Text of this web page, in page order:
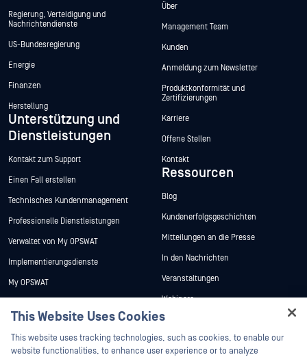
Regierung, Verteidigung und
Nachrichtendienste
US-Bundesregierung
Energie
Finanzen
Herstellung
Unterstützung und
Dienstleistungen
Kontakt zum Support
Einen Fall erstellen
Technisches Kundenmanagement
Professionelle Dienstleistungen
Verwaltet von My OPSWAT
Implementierungsdienste
My OPSWAT
Programm zur Behebung von
Sicherheitslücken
Über
Management Team
Kunden
Anmeldung zum Newsletter
Produktkonformität und
Zertifizierungen
Karriere
Offene Stellen
Kontakt
Ressourcen
Blog
Kundenerfolgsgeschichten
Mitteilungen an die Presse
In den Nachrichten
Veranstaltungen
Webinare
Datenblätter
Weiße Papiere
This Website Uses Cookies
This website uses tracking technologies, such as cookies, to enable our
website functionalities, to enhance user experience or to analyze
Hey there!
I'm Ozzy, your OPSWAT virtual assistant.